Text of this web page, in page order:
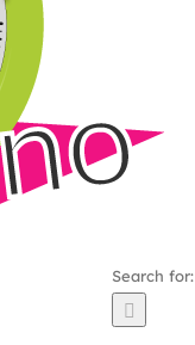
Search for: